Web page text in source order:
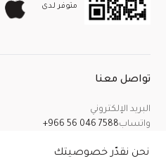
متوفر لـدى
تواصل معنا
البريد الإلكتروني
واتساب+966 56 046 7588
سياسة الإرجاع والاسترداد والإلغاء
نحن نقدّر خصوصيتك